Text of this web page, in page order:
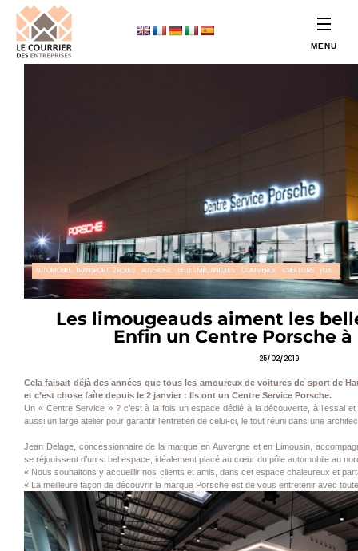
AUTOMOBILE, TRANSPORT, 2 ROUES AUVERGNE BELLES MÉCANIQUES COMMERCE CRÉATEURS PLUS...
Les limougeauds aiment les
Enfin un Centre Porsche à
25/02/2019
Cela faisait déjà des années que tous les amoureux de voitures de sport de
et c’est chose faîte depuis le 2 janvier : Ils ont un Centre Service Porsche.
Un « Centre Service » ? c’est à la fois un espace dédié à la découverte, à l’essai et
aussi un large atelier pour garantir l’entretien de celui-ci, le tout réuni dans une
Jean Delage, concessionnaire de la marque en Auvergne et en Limousin,
se réjouissent d’un si bel espace, idéalement placé au cœur du pôle automobile au
« Nous souhaitons y accueillir nos clients et amis, dans cet espace chaleureux et
« La meilleure façon de découvrir la marque Porsche est de vous entretenir avec